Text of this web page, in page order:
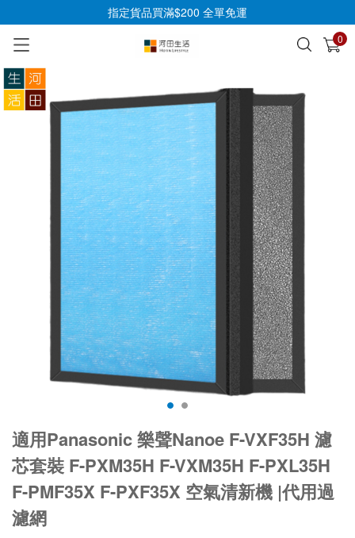
指定貨品買滿$200 全單免運
0
已加入購物車 查看
適用Panasonic 樂聲Nanoe F-VXF35H 濾
芯套裝 F-PXM35H F-VXM35H F-PXL35H
F-PMF35X F-PXF35X 空氣清新機 |代用過
濾網